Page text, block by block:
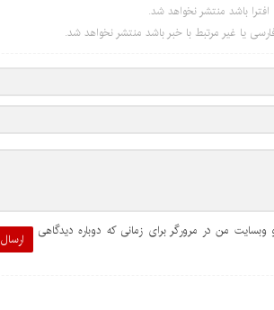
باشد منتشر نخواهد شد.
یا غیر مرتبط با خبر باشد منتشر نخواهد شد.
وبسایت من در مرورگر برای زمانی که دوباره دیدگاهی